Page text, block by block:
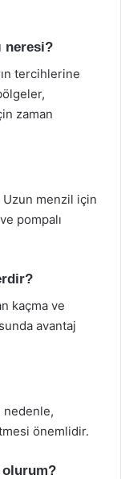
neresi?
tercihlerine
zaman
menzil için
pompalı
kaçma ve
avantaj
nedenle,
önemlidir.
olurum?